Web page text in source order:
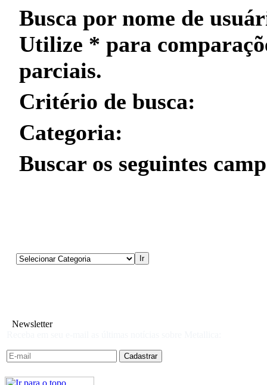
Busca por nome de
Utilize * para
parciais.
Critério de busca:
Categoria:
Buscar os seguintes
Newsletter